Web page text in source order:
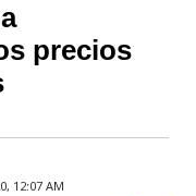
precios
12:07 AM